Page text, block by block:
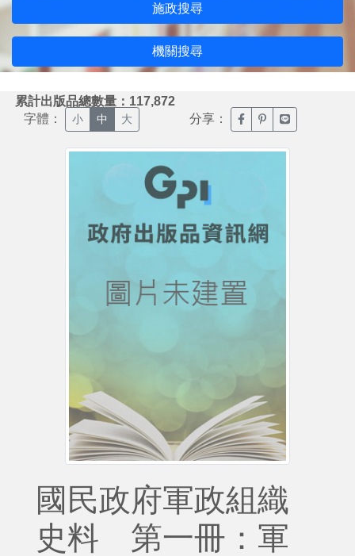
施政搜尋
機關搜尋
累計出版品總數量：117,872
字體： 小 中 大 分享： 臉書分享(另開新視窗)
噗浪分享(另開新
Line分享(另
國民政府軍政組織
史料 第一冊：軍